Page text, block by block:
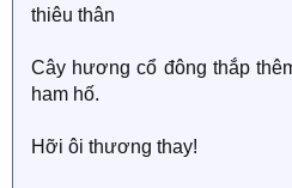
thiêu thân
Cây hương cổ đông thắp
ham hố.
Hỡi ôi thương thay!